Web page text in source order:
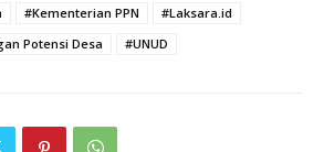
#Kementerian PPN
#Laksara.id
Potensi Desa
#UNUD